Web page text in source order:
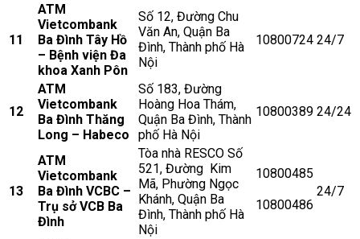
11
ATM
Vietcombank
Ba Đình Tây Hồ
– Bệnh viện Đa
khoa Xanh Pôn
Số 12, Đường Chu
Văn An, Quận Ba
Đình, Thành phố Hà
Nội
10800724 24/7
12
ATM
Vietcombank
Ba Đình Thăng
Long – Habeco
Số 183, Đường
Hoàng Hoa Thám,
Quận Ba Đình, Thành
phố Hà Nội
10800389 24/24
13
ATM
Vietcombank
Ba Đình VCBC –
Trụ sở VCB Ba
Đình
Tòa nhà RESCO Số
521, Đường Kim
Mã, Phường Ngọc
Khánh, Quận Ba
Đình, Thành phố Hà
Nội
10800485
10800486
24/7